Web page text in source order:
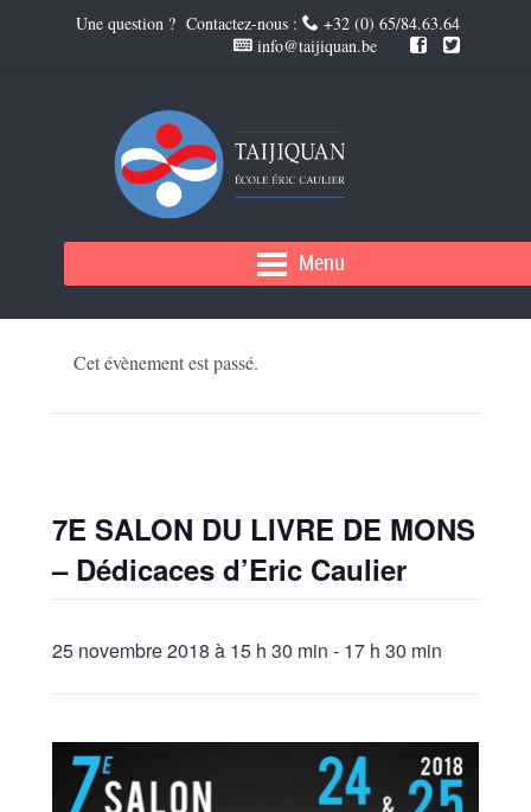
Menu
Cet évènement est passé.
7E SALON DU LIVRE DE MONS
– Dédicaces d’Eric Caulier
25 novembre 2018 à 15 h 30 min - 17 h 30 min
Une question ? Contactez-nous :
+32 (0) 65/84.63.64
info@taijiquan.be